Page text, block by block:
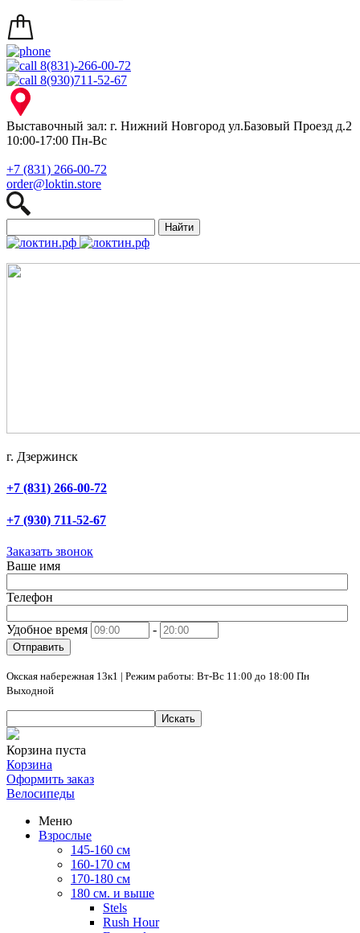
8(831)-266-00-72
8(930)711-52-67
Выставочный зал: г. Нижний Новгород ул.Базовый Проезд д.2
10:00-17:00 Пн-Вс
+7 (831) 266-00-72
order@loktin.store
Найти
г. Дзержинск
+7 (831) 266-00-72
+7 (930) 711-52-67
Заказать звонок
Ваше имя
Телефон
Удобное время -
Отправить
Окская набережная 13к1 | Режим работы: Вт-Вс 11:00 до 18:00 Пн
Выходной
Искать
Корзина пуста
Корзина
Оформить заказ
Велосипеды
Меню
Взрослые
145-160 см
160-170 см
170-180 см
180 см. и выше
Stels
Rush Hour